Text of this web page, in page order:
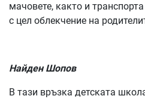
мачовете, както и
с цел облекчение на
Найден Шопов
В тази връзка детската